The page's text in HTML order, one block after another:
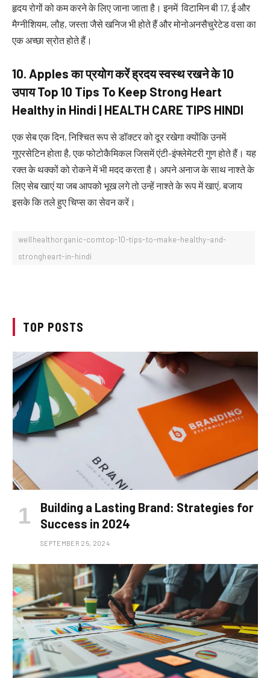
हृदय रोगों को कम करने के लिए जाना जाता है। इनमें विटामिन बी 17, ई और
मैग्नीशियम, लौह, जस्ता जैसे खनिज भी होते हैं और मोनोअनसैचुरेटेड वसा का
एक अच्छा स्रोत होते हैं।
10. Applesका प्रयोग करें ह्रदय स्वस्थ रखने के10
उपायTop 10 Tips To Keep Strong Heart
Healthy in Hindi | HEALTH CARE TIPS HINDI
एक सेब एक दिन, निश्चित रूप से डॉक्टर को दूर रखेगा क्योंकि उनमें
गुएरसेटिन होता है, एक फोटोकैमिकल जिसमें एंटी-इंफ्लेमेटरी गुण होते हैं। यह
रक्त के थक्कों को रोकने में भी मदद करता है। अपने अनाज के साथ नाश्ते के
लिए सेब खाएं या जब आपको भूख लगे तो उन्हें नाश्ते के रूप में खाएं, बजाय
इसके कि तले हुए चिप्स का सेवन करें।
wellhealthorganic-comtop-10-tips-to-make-healthy-and-
strongheart-in-hindi
TOP POSTS
Building a Lasting Brand: Strategies for
Success in 2024
SEPTEMBER 25, 2024